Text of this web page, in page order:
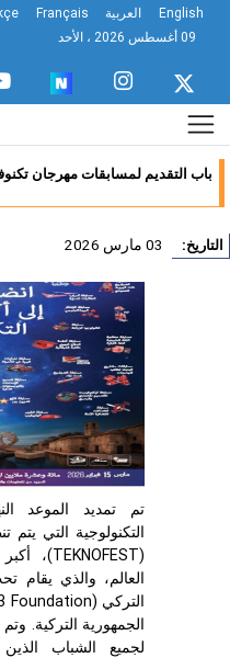
English العربية Français
باب التقديم لمسابقات مهرجان تكنوفيست
تم تمديد الموعد
التكنولوجية التي يتم
TEKNOFEST)، أكبر
العالم، والذي يقام
التركي ( T3 Foundation
الجمهورية التركية. وتم
لجميع الشباب